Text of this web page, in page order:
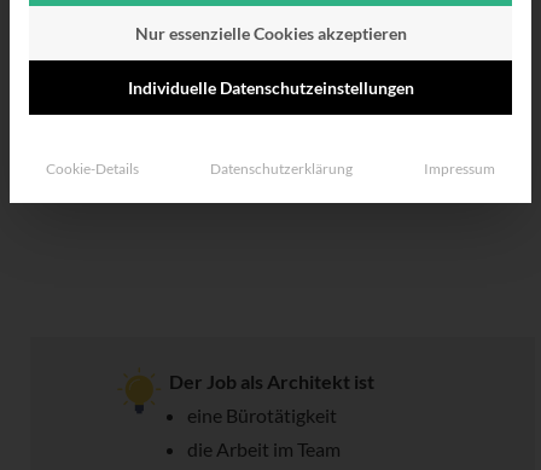
Der Job als Architekt ist
eine Bürotätigkeit
die Arbeit im Team
Nur essenzielle Cookies akzeptieren
Individuelle Datenschutzeinstellungen
Cookie-Details Datenschutzerklärung Impressum